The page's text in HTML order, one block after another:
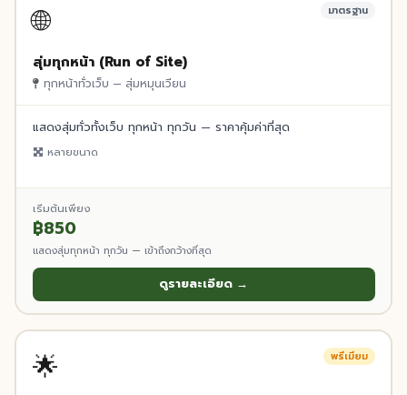
🌐 มาตรฐาน
สุ่มทุกหน้า (Run of Site)
ทุกหน้าทั่วเว็บ — สุ่มหมุนเวียน
แสดงสุ่มทั่วทั้งเว็บ ทุกหน้า ทุกวัน — ราคาคุ้มค่าที่สุด
หลายขนาด
เริ่มต้นเพียง
฿850
แสดงสุ่มทุกหน้า ทุกวัน — เข้าถึงกว้างที่สุด
ดูรายละเอียด →
🌟 พรีเมียม